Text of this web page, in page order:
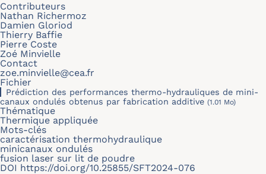
Contributeurs
Nathan Richermoz
Damien Gloriod
Thierry Baffie
Pierre Coste
Zoé Minvielle
Contact
zoe.minvielle@cea.fr
Fichier
Prédiction des performances thermo-hydrauliques de mini-
canaux ondulés obtenus par fabrication additive (1.01 Mo)
Thématique
Thermique appliquée
Mots-clés
caractérisation thermohydraulique
minicanaux ondulés
fusion laser sur lit de poudre
DOI https://doi.org/10.25855/SFT2024-076